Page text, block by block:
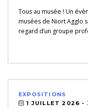
Tous au musée ! Un
musées de Niort Agglo
regard d’un groupe
EXPOSITIONS
1 JUILLET 2026 -